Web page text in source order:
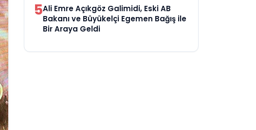
5Ali Emre Açıkgöz Galimidi, Eski AB
Bakanı ve Büyükelçi Egemen Bağış ile
Bir Araya Geldi